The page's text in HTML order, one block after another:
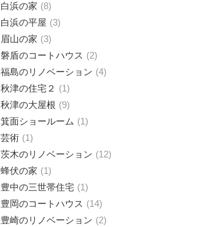
白浜の家
8
白浜の平屋
3
眉山の家
3
磐盾のコートハウス
2
福島のリノベーション
4
秋津の住宅２
1
秋津の大屋根
9
箕面ショールーム
1
芸術
1
茨木のリノベーション
12
蜂伏の家
1
豊中の三世帯住宅
1
豊岡のコートハウス
14
豊崎のリノベーション
2